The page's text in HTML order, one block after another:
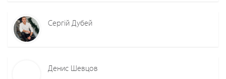
Сергій Дубей
Денис Шевцов